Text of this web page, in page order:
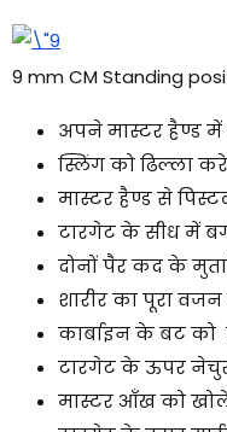
9 mm CM Standing
अपने मास्टर हैण्ड में
स्लिंग को ढिल्ला करे
मास्टर हैण्ड से
टारगेट के सीध में
दोनों पैर कद के
शारीर का पूरा
कार्बाइन के बट
टारगेट के ऊपर
मास्टर आँख को